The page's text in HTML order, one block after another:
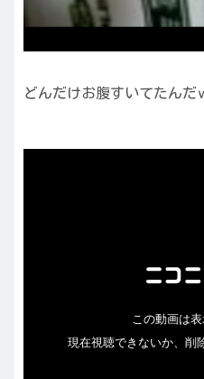
どんだけお腹すいてたんだ